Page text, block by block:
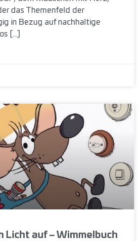
das Themenfeld der
in Bezug auf nachhaltige
[…]
Licht auf – Wimmelbuch